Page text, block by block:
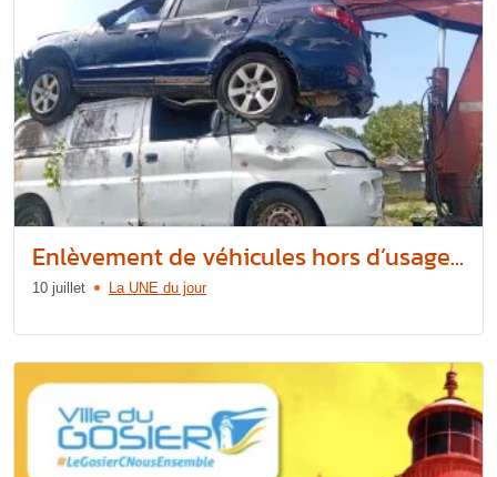
Enlèvement de véhicules hors d’usage...
10 juillet La UNE du jour